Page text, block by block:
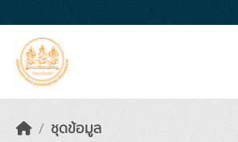
ชุดข้อมูล